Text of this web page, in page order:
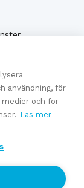
användning, för
och för
Läs mer